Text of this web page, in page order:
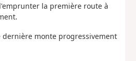
la première route à
monte progressivement